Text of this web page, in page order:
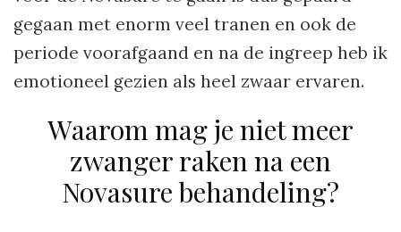
gegaan met enorm veel tranen en ook de
periode voorafgaand en na de ingreep heb ik
emotioneel gezien als heel zwaar ervaren.
Waarom mag je niet meer
zwanger raken na een
Novasure behandeling?